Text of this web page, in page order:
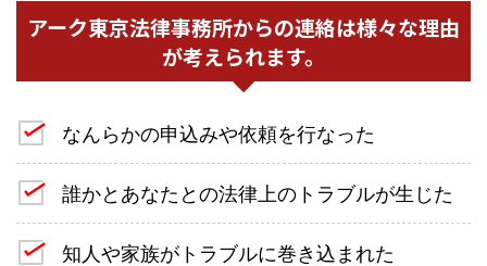
アーク東京法律事務所からの連絡は様々な理由
が考えられます。
なんらかの申込みや依頼を行なった
誰かとあなたとの法律上のトラブルが生じた
知人や家族がトラブルに巻き込まれた